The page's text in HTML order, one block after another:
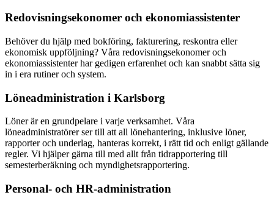
Redovisningsekonomer och ekonomiassistenter
Behöver du hjälp med bokföring, fakturering, reskontra eller
ekonomisk uppföljning? Våra redovisningsekonomer och
ekonomiassistenter har gedigen erfarenhet och kan snabbt sätta sig
in i era rutiner och system.
Löneadministration i Karlsborg
Löner är en grundpelare i varje verksamhet. Våra
löneadministratörer ser till att all lönehantering, inklusive löner,
rapporter och underlag, hanteras korrekt, i rätt tid och enligt gällande
regler. Vi hjälper gärna till med allt från tidrapportering till
semesterberäkning och myndighetsrapportering.
Personal- och HR-administration